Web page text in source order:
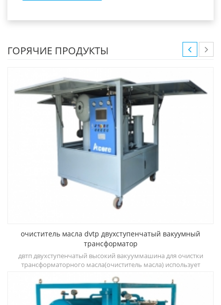
ГОРЯЧИЕ ПРОДУКТЫ
очиститель масла dvtp двухступенчатый вакуумный
трансформатор
двтп двухступенчатый высокий вакууммашина для очистки
трансформаторного масла(очиститель масла) использует
трехступенчатые системы фильтрации, которые могут быстро
улучшить диэлектрическую прочность, снизить содержание
воды, газа и частиц и других загрязнений.